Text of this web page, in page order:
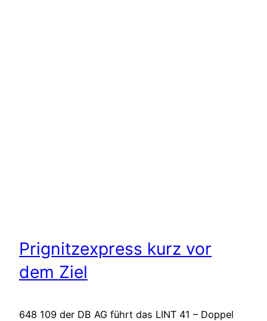
Prignitzexpress kurz vor
dem Ziel
648 109 der DB AG führt das LINT 41 – Doppel